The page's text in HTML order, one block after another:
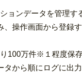
ョンデータを管理す
、操作画面から登録
100万件※１程度保
タから順にログに出